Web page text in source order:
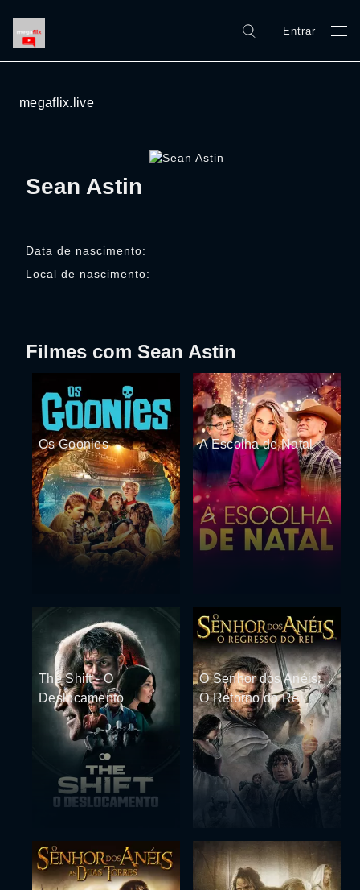
Entrar
megaflix.live
Sean Astin
Data de nascimento:
Local de nascimento:
Filmes com Sean Astin
Os Goonies A Escolha de Natal
The Shift - O
Deslocamento
O Senhor dos Anéis:
O Retorno do Rei